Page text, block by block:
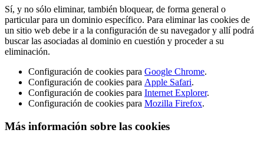
Sí, y no sólo eliminar, también bloquear, de forma general o
particular para un dominio específico. Para eliminar las cookies de
un sitio web debe ir a la configuración de su navegador y allí podrá
buscar las asociadas al dominio en cuestión y proceder a su
eliminación.
Configuración de cookies para Google Chrome.
Configuración de cookies para Apple Safari.
Configuración de cookies para Internet Explorer.
Configuración de cookies para Mozilla Firefox.
Más información sobre las cookies